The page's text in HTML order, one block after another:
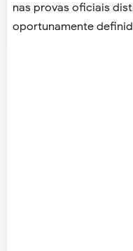
nas provas oficiais
oportunamente